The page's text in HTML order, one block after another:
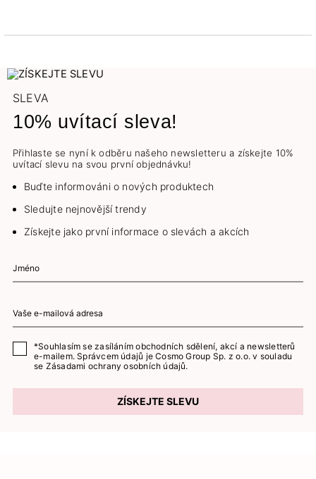
SLEVA
10% uvítací sleva!
Přihlaste se nyní k odběru našeho newsletteru a získejte 10%
uvítací slevu na svou první objednávku!
Buďte informováni o nových produktech
Sledujte nejnovější trendy
Získejte jako první informace o slevách a akcích
*Souhlasím se zasíláním obchodních sdělení, akcí a newsletterů
e-mailem. Správcem údajů je Cosmo Group Sp. z o.o. v souladu
se Zásadami ochrany osobních údajů.
ZÍSKEJTE SLEVU